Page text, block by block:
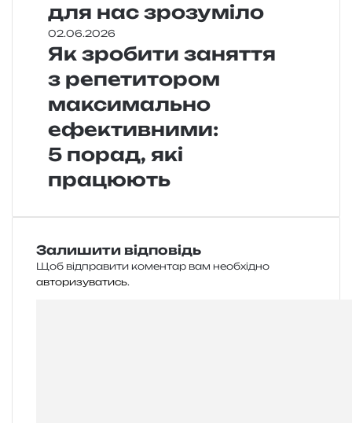
для нас зрозуміло
02.06.2026
Як зробити заняття
з репетитором
максимально
ефективними:
5 порад, які
працюють
Залишити відповідь
Щоб відправити коментар вам необхідно
авторизуватись.